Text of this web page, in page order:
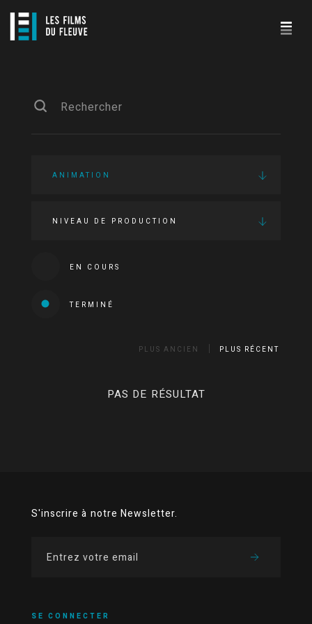
ANIMATION
NIVEAU DE PRODUCTION
EN COURS
TERMINÉ
PLUS ANCIEN PLUS RÉCENT
PAS DE RÉSULTAT
S'inscrire à notre Newsletter.
SE CONNECTER